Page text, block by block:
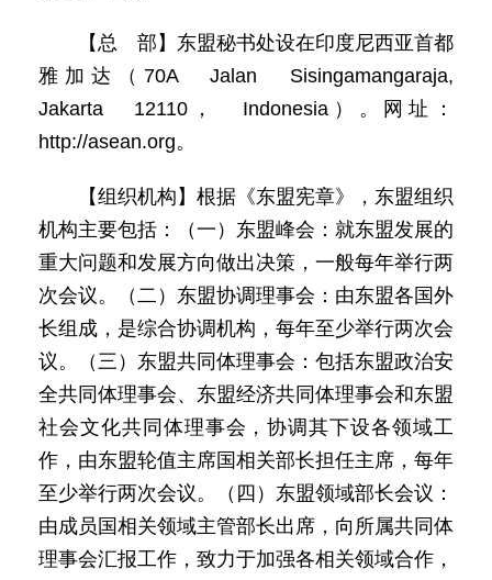
【总 部】东盟秘书处设在印度尼西亚首都
雅加达（70A Jalan Sisingamangaraja,
Jakarta 12110， Indonesia）。网址：
http://asean.org。
【组织机构】根据《东盟宪章》，东盟组织
机构主要包括：（一）东盟峰会：就东盟发展的
重大问题和发展方向做出决策，一般每年举行两
次会议。（二）东盟协调理事会：由东盟各国外
长组成，是综合协调机构，每年至少举行两次会
议。（三）东盟共同体理事会：包括东盟政治安
全共同体理事会、东盟经济共同体理事会和东盟
社会文化共同体理事会，协调其下设各领域工
作，由东盟轮值主席国相关部长担任主席，每年
至少举行两次会议。（四）东盟领域部长会议：
由成员国相关领域主管部长出席，向所属共同体
理事会汇报工作，致力于加强各相关领域合作，